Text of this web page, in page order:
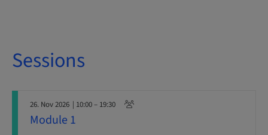
Sessions
26. Nov 2026 | 10:00 – 19:30
Module 1